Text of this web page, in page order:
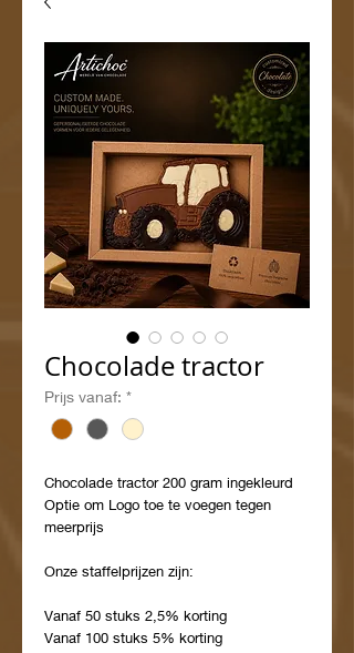
Chocolade tractor
Prijs vanaf: *
Chocolade tractor 200 gram ingekleurd
Optie om Logo toe te voegen tegen
meerprijs
Onze staffelprijzen zijn:​
Vanaf 50 stuks 2,5% korting
Vanaf 100 stuks 5% korting